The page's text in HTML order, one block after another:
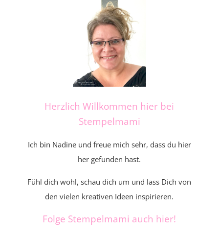
Herzlich Willkommen hier bei
Stempelmami
Ich bin Nadine und freue mich sehr, dass du hier
her gefunden hast.
Fühl dich wohl, schau dich um und lass Dich von
den vielen kreativen Ideen inspirieren.
Folge Stempelmami auch hier!